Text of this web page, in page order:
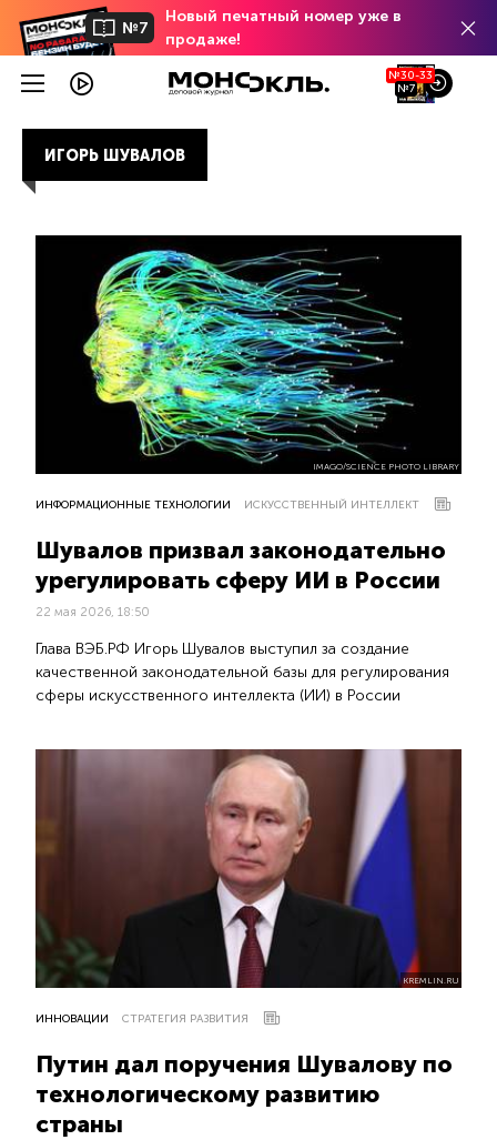
№7
Новый печатный номер уже в
продаже!
№30-33
№7
ИГОРЬ ШУВАЛОВ
IMAGO/SCIENCE PHOTO LIBRARY
ИНФОРМАЦИОННЫЕ ТЕХНОЛОГИИ ИСКУССТВЕННЫЙ ИНТЕЛЛЕКТ
Шувалов призвал законодательно
урегулировать сферу ИИ в России
22 мая 2026, 18:50
Глава ВЭБ.РФ Игорь Шувалов выступил за создание
качественной законодательной базы для регулирования
сферы искусственного интеллекта (ИИ) в России
KREMLIN.RU
ИННОВАЦИИ СТРАТЕГИЯ РАЗВИТИЯ
Путин дал поручения Шувалову по
технологическому развитию
страны